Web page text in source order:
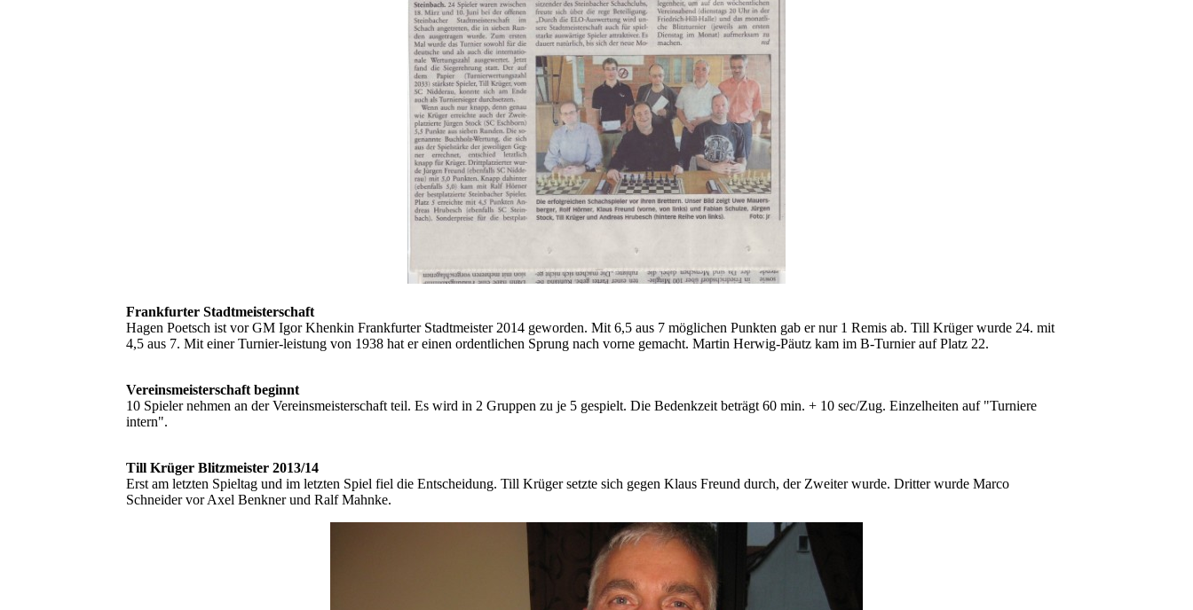
Frankfurter Stadtmeisterschaft
Hagen Poetsch ist vor GM Igor Khenkin Frankfurter Stadtmeister 2014 geworden. Mit 6,5 aus 7 möglichen Punkten gab er nur 1 Remis ab. Till Krüger wurde 24. mit
4,5 aus 7. Mit einer Turnier-leistung von 1938 hat er einen ordentlichen Sprung nach vorne gemacht. Martin Herwig-Päutz kam im B-Turnier auf Platz 22.
Vereinsmeisterschaft beginnt
10 Spieler nehmen an der Vereinsmeisterschaft teil. Es wird in 2 Gruppen zu je 5 gespielt. Die Bedenkzeit beträgt 60 min. + 10 sec/Zug. Einzelheiten auf "Turniere
intern".
Till Krüger Blitzmeister 2013/14
Erst am letzten Spieltag und im letzten Spiel fiel die Entscheidung. Till Krüger setzte sich gegen Klaus Freund durch, der Zweiter wurde. Dritter wurde Marco
Schneider vor Axel Benkner und Ralf Mahnke.